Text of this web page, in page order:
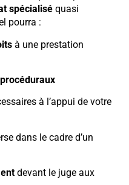
spécialisé quasi
pourra :
à une prestation
à l’appui de votre
dans le cadre d’un
devant le juge aux